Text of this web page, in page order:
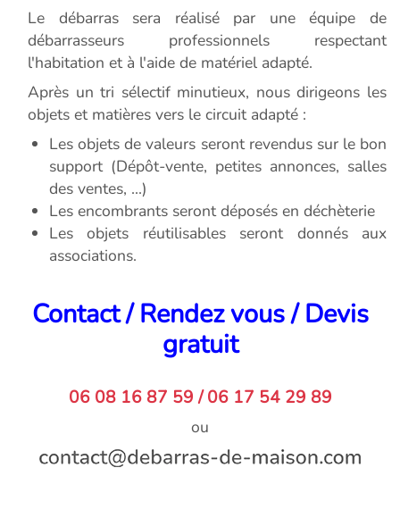
Le débarras sera réalisé par une équipe de
débarrasseurs professionnels respectant
l'habitation et à l'aide de matériel adapté.
Après un tri sélectif minutieux, nous dirigeons les
objets et matières vers le circuit adapté :
Les objets de valeurs seront revendus sur le bon
support (Dépôt-vente, petites annonces, salles
des ventes, ...)
Les encombrants seront déposés en déchèterie
Les objets réutilisables seront donnés aux
associations.
Contact / Rendez vous / Devis
gratuit
06 08 16 87 59 / 06 17 54 29 89
ou